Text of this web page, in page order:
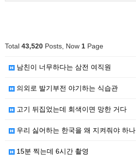
Total 43,520 Posts, Now 1 Page
남친이 너무하다는 삼전 여직원
의외로 발기부전 야기하는 식습관
고기 뒤집었는데 회색이면 망한 거다
우리 싫어하는 한국을 왜 지켜줘야 하나
15분 찍는데 6시간 촬영